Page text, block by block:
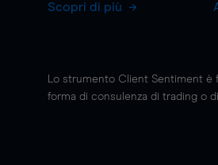
Scopri di più
Lo strumento Client Sentiment è
forma di consulenza di trading o